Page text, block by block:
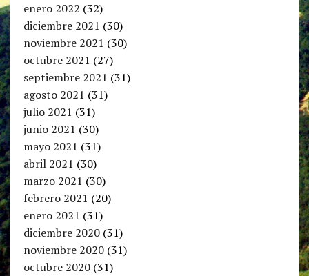
enero 2022 (32)
diciembre 2021 (30)
noviembre 2021 (30)
octubre 2021 (27)
septiembre 2021 (31)
agosto 2021 (31)
julio 2021 (31)
junio 2021 (30)
mayo 2021 (31)
abril 2021 (30)
marzo 2021 (30)
febrero 2021 (20)
enero 2021 (31)
diciembre 2020(31)
noviembre 2020(31)
octubre 2020(31)